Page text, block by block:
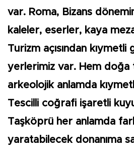
var. Roma, Bizans
kaleler, eserler, kaya
Turizm açısından
yerlerimiz var. Hem doğa
arkeolojik anlamda
Tescilli coğrafi işaretli
Taşköprü her anlamda
yaratabilecek donanıma